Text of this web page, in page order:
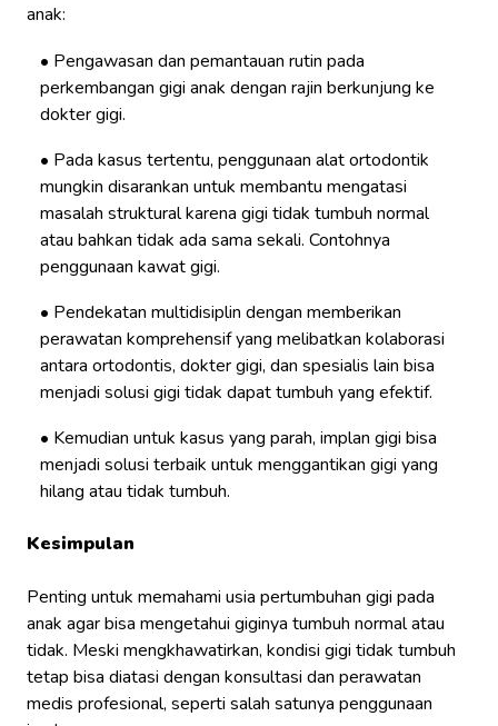
anak:
Pengawasan dan pemantauan rutin pada
perkembangan gigi anak dengan rajin berkunjung ke
dokter gigi.
Pada kasus tertentu, penggunaan alat ortodontik
mungkin disarankan untuk membantu mengatasi
masalah struktural karena gigi tidak tumbuh normal
atau bahkan tidak ada sama sekali. Contohnya
penggunaan kawat gigi.
Pendekatan multidisiplin dengan memberikan
perawatan komprehensif yang melibatkan kolaborasi
antara ortodontis, dokter gigi, dan spesialis lain bisa
menjadi solusi gigi tidak dapat tumbuh yang efektif.
Kemudian untuk kasus yang parah, implan gigi bisa
menjadi solusi terbaik untuk menggantikan gigi yang
hilang atau tidak tumbuh.
Kesimpulan
Penting untuk memahami usia pertumbuhan gigi pada
anak agar bisa mengetahui giginya tumbuh normal atau
tidak. Meski mengkhawatirkan, kondisi gigi tidak tumbuh
tetap bisa diatasi dengan konsultasi dan perawatan
medis profesional, seperti salah satunya penggunaan